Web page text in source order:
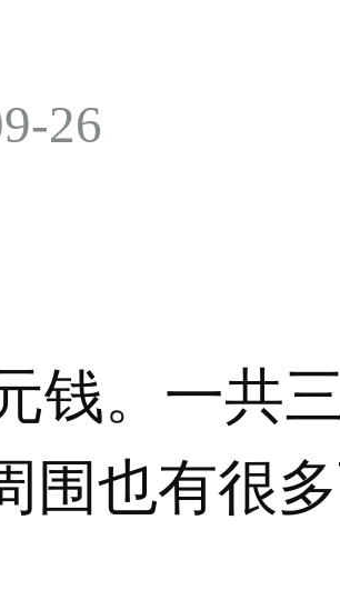
26
钱。一共
围也有很